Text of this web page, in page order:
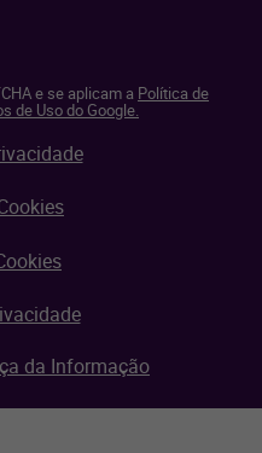
e se aplicam a Política de
de Uso do Google.
da Informação